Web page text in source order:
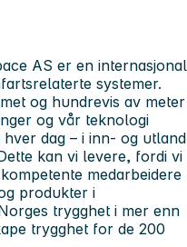
AS er en internasjonal
systemer.
og hundrevis av meter
og vår teknologi
dag – i inn- og utland
kan vi levere, fordi vi
medarbeidere
produkter i
trygghet i mer enn
trygghet for de 200